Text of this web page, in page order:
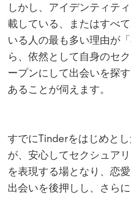
しかし、アイデンティテ
載している、またはすべ
いる人の最も多い理由が
ら、依然として自身のセ
ープンにして出会いを探
あることが伺えます。
すでにTinderをはじめと
が、安心してセクシュア
を表現する場となり、恋
出会いを後押しし、さら